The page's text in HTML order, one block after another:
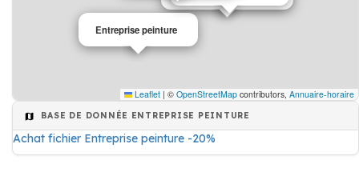
Entreprise peinture
Leaflet | © OpenStreetMap contributors, Annuaire-horaire
BASE DE DONNÉE ENTREPRISE PEINTURE
Achat fichier Entreprise peinture -20%